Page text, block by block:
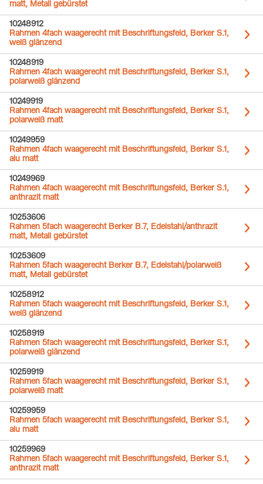
matt, Metall gebürstet
10248912
Rahmen 4fach waagerecht mit Beschriftungsfeld, Berker S.1,
weiß glänzend
10248919
Rahmen 4fach waagerecht mit Beschriftungsfeld, Berker S.1,
polarweiß glänzend
10249919
Rahmen 4fach waagerecht mit Beschriftungsfeld, Berker S.1,
polarweiß matt
10249959
Rahmen 4fach waagerecht mit Beschriftungsfeld, Berker S.1,
alu matt
10249969
Rahmen 4fach waagerecht mit Beschriftungsfeld, Berker S.1,
anthrazit matt
10253606
Rahmen 5fach waagerecht Berker B.7, Edelstahl/anthrazit
matt, Metall gebürstet
10253609
Rahmen 5fach waagerecht Berker B.7, Edelstahl/polarweiß
matt, Metall gebürstet
10258912
Rahmen 5fach waagerecht mit Beschriftungsfeld, Berker S.1,
weiß glänzend
10258919
Rahmen 5fach waagerecht mit Beschriftungsfeld, Berker S.1,
polarweiß glänzend
10259919
Rahmen 5fach waagerecht mit Beschriftungsfeld, Berker S.1,
polarweiß matt
10259959
Rahmen 5fach waagerecht mit Beschriftungsfeld, Berker S.1,
alu matt
10259969
Rahmen 5fach waagerecht mit Beschriftungsfeld, Berker S.1,
anthrazit matt